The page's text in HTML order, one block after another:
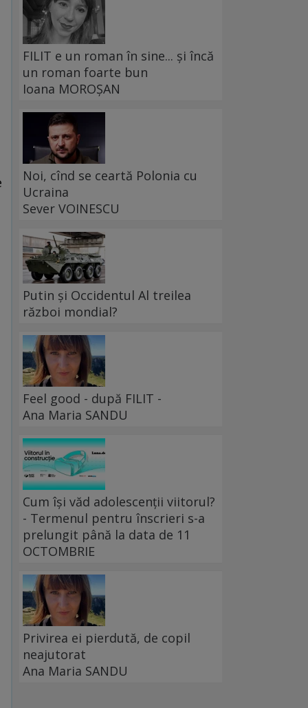
FILIT e un roman în sine... și încă
un roman foarte bun
Ioana MOROȘAN
Noi, cînd se ceartă Polonia cu
Ucraina
Sever VOINESCU
Putin și Occidentul Al treilea
război mondial?
Feel good - după FILIT -
Ana Maria SANDU
Cum își văd adolescenții viitorul?
- Termenul pentru înscrieri s-a
prelungit până la data de 11
OCTOMBRIE
Privirea ei pierdută, de copil
neajutorat
Ana Maria SANDU